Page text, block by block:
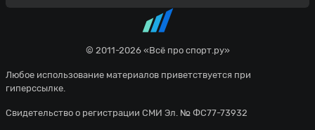
© 2011-2026 «Всё про спорт.ру»
Любое использование материалов приветствуется при
гиперссылке.
Свидетельство о регистрации СМИ Эл. № ФС77-73932